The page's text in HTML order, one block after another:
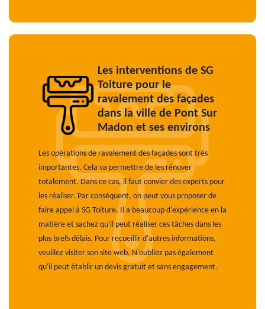
Les interventions de SG
Toiture pour le
ravalement des façades
dans la ville de Pont Sur
Madon et ses environs
Les opérations de ravalement des façades sont très
importantes. Cela va permettre de les rénover
totalement. Dans ce cas, il faut convier des experts pour
les réaliser. Par conséquent, on peut vous proposer de
faire appel à SG Toiture. Il a beaucoup d'expérience en la
matière et sachez qu'il peut réaliser ces tâches dans les
plus brefs délais. Pour recueillir d'autres informations,
veuillez visiter son site web. N'oubliez pas également
qu'il peut établir un devis gratuit et sans engagement.